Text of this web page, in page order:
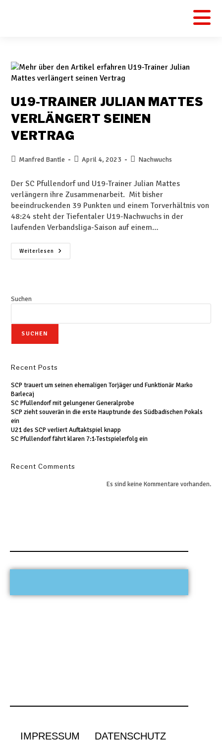
U19-TRAINER JULIAN MATTES
VERLÄNGERT SEINEN
VERTRAG
Manfred Bantle April 4, 2023 Nachwuchs
Der SC Pfullendorf und U19-Trainer Julian Mattes
verlängern ihre Zusammenarbeit. Mit bisher
beeindruckenden 39 Punkten und einem Torverhältnis von
48:24 steht der Tiefentaler U19-Nachwuchs in der
laufenden Verbandsliga-Saison auf einem…
Weiterlesen
Suchen
SUCHEN
Recent Posts
SCP trauert um seinen ehemaligen Torjäger und Funktionär Marko
Barlecaj
SC Pfullendorf mit gelungener Generalprobe
SCP zieht souverän in die erste Hauptrunde des Südbadischen Pokals
ein
U21 des SCP verliert Auftaktspiel knapp
SC Pfullendorf fährt klaren 7:1-Testspielerfolg ein
Recent Comments
Es sind keine Kommentare vorhanden.
IMPRESSUM
DATENSCHUTZ